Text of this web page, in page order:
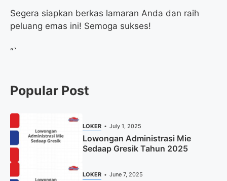
Segera siapkan berkas lamaran Anda dan raih
peluang emas ini! Semoga sukses!
“`
Popular Post
LOKER July 1, 2025
Lowongan Administrasi Mie
Sedaap Gresik Tahun 2025
LOKER June 7, 2025